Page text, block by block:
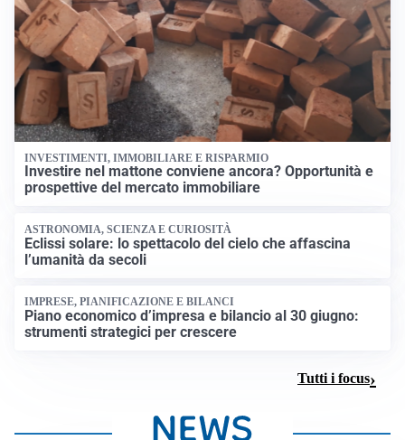
INVESTIMENTI, IMMOBILIARE E RISPARMIO
Investire nel mattone conviene ancora? Opportunità e
prospettive del mercato immobiliare
ASTRONOMIA, SCIENZA E CURIOSITÀ
Eclissi solare: lo spettacolo del cielo che affascina
l’umanità da secoli
IMPRESE, PIANIFICAZIONE E BILANCI
Piano economico d’impresa e bilancio al 30 giugno:
strumenti strategici per crescere
Tutti i focus